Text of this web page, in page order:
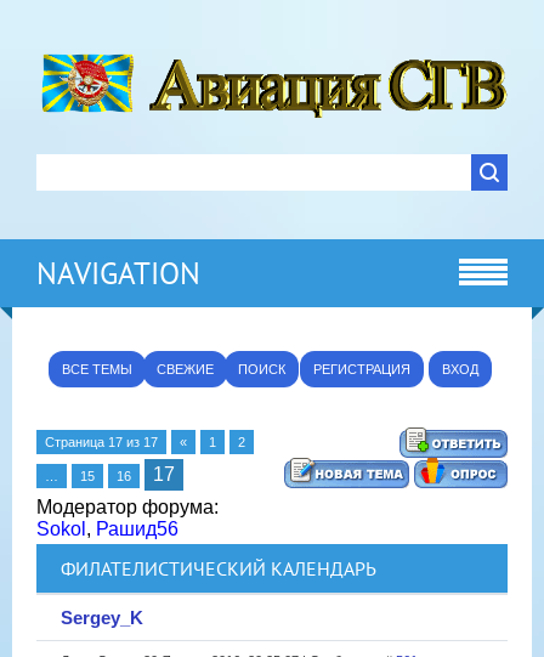
NAVIGATION
ВСЕ ТЕМЫ СВЕЖИЕ ПОИСК РЕГИСТРАЦИЯ ВХОД
Страница 17 из 17 « 1 2
15 16
17
Модератор форума:
Sokol , Рашид56
ФИЛАТЕЛИСТИЧЕСКИЙ КАЛЕНДАРЬ
Sergey_K